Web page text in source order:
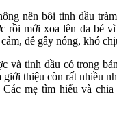
nên bôi tinh dầu
rồi mới xoa lên da bé
dễ gây nóng, khó
và tinh dầu có trong
thiệu còn rất nhiều
mẹ tìm hiểu và